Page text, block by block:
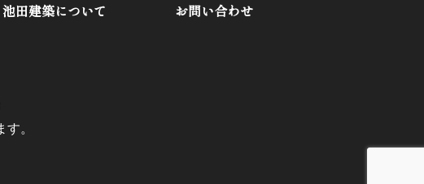
池田建築について お問い合わせ
。